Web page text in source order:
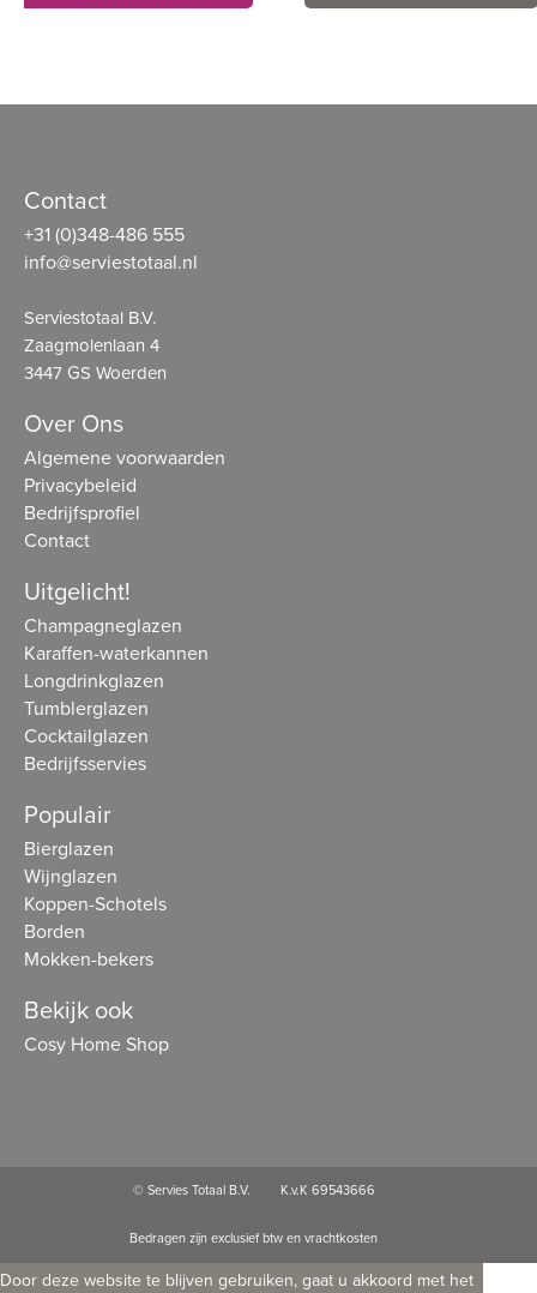
Contact
+31 (0)348-486 555
info@serviestotaal.nl
Serviestotaal B.V.
Zaagmolenlaan 4
3447 GS Woerden
Over Ons
Algemene voorwaarden
Privacybeleid
Bedrijfsprofiel
Contact
Uitgelicht!
Champagneglazen
Karaffen-waterkannen
Longdrinkglazen
Tumblerglazen
Cocktailglazen
Bedrijfsservies
Populair
Bierglazen
Wijnglazen
Koppen-Schotels
Borden
Mokken-bekers
Bekijk ook
Cosy Home Shop
© Servies Totaal B.V. K.v.K 69543666
Bedragen zijn exclusief btw en vrachtkosten
Door deze website te blijven gebruiken, gaat u akkoord met het